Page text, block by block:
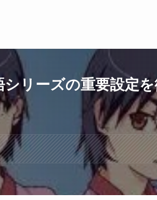
リーズの重要設定